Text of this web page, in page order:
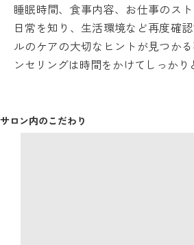
睡眠時間、食事内容、お仕事のス
日常を知り、生活環境など再度確
ルのケアの大切なヒントが見つか
ンセリングは時間をかけてしっかり
サロン内のこだわり